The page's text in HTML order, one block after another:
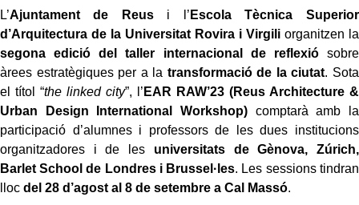
L’Ajuntament de Reusi l’ Escola Tècnica Superior
d’Arquitectura de la Universitat Rovira i Virgiliorganitzen la
segona edició del taller internacional de reflexiósobre
àrees estratègiques per a la transformació de la ciutat. Sota
el títol “the linked city”, l’ EAR RAW’23 (Reus Architecture &
Urban Design International Workshop)comptarà amb la
participació d’alumnes i professors de les dues institucions
organitzadores i de les universitats de Gènova, Zúrich,
Barlet School de Londres i Brussel·les. Les sessions tindran
lloc del 28 d’agost al 8 de setembre a Cal Massó.